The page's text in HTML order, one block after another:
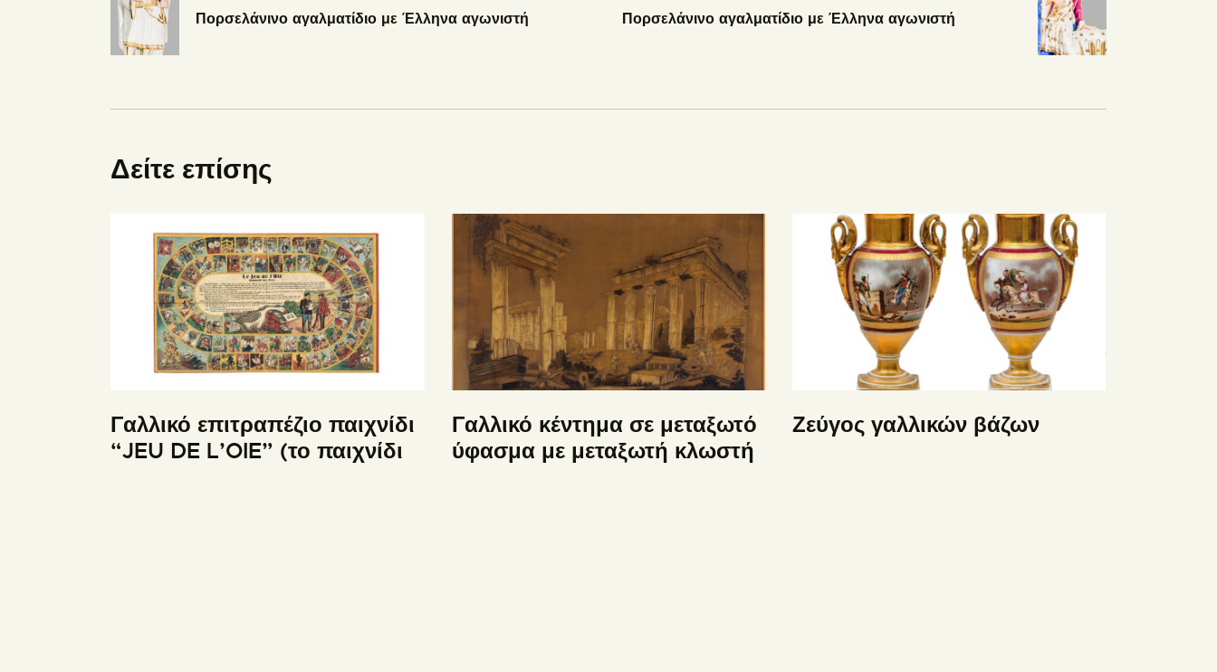
Πορσελάνινο αγαλματίδιο με Έλληνα αγωνιστή Πορσελάνινο αγαλματίδιο με Έλληνα αγωνιστή
Δείτε επίσης
Γαλλικό επιτραπέζιο παιχνίδι
“JEU DE L’OIE” (το παιχνίδι
Γαλλικό κέντημα σε μεταξωτό
ύφασμα με μεταξωτή κλωστή
Ζεύγος γαλλικών βάζων